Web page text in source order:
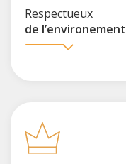
Respectueux
de l’environement